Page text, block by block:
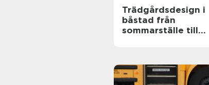
Trädgårdsdesign i
båstad från
sommarställe till